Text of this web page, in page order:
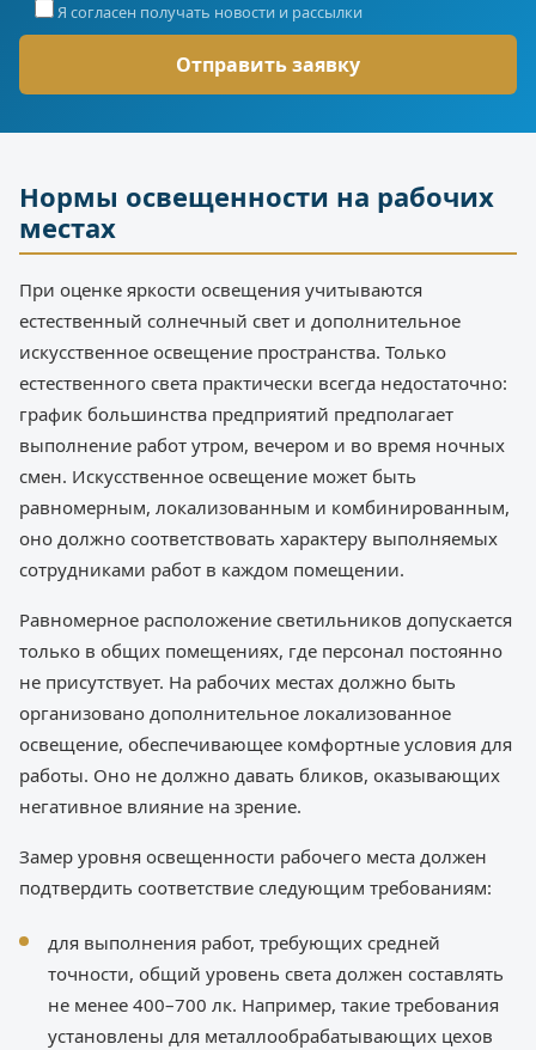
Я согласен получать новости и рассылки
Нормы освещенности на рабочих
местах
При оценке яркости освещения учитываются
естественный солнечный свет и дополнительное
искусственное освещение пространства. Только
естественного света практически всегда недостаточно:
график большинства предприятий предполагает
выполнение работ утром, вечером и во время ночных
смен. Искусственное освещение может быть
равномерным, локализованным и комбинированным,
оно должно соответствовать характеру выполняемых
сотрудниками работ в каждом помещении.
Равномерное расположение светильников допускается
только в общих помещениях, где персонал постоянно
не присутствует. На рабочих местах должно быть
организовано дополнительное локализованное
освещение, обеспечивающее комфортные условия для
работы. Оно не должно давать бликов, оказывающих
негативное влияние на зрение.
Замер уровня освещенности рабочего места должен
подтвердить соответствие следующим требованиям:
для выполнения работ, требующих средней
точности, общий уровень света должен составлять
не менее 400–700 лк. Например, такие требования
установлены для металлообрабатывающих цехов